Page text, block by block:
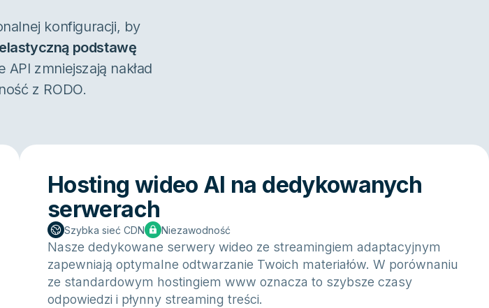
konfiguracji, by
podstawę
zmniejszają nakład
z RODO.
Hosting wideo AI na dedykowanych
serwerach
Szybka sieć CDN Niezawodność
Nasze dedykowane serwery wideo ze streamingiem adaptacyjnym
zapewniają optymalne odtwarzanie Twoich materiałów. W porównaniu
ze standardowym hostingiem www oznacza to szybsze czasy
odpowiedzi i płynny streaming treści.